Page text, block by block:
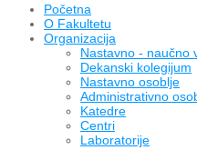
Početna
O Fakultetu
Organizacija
Nastavno - naučno
Dekanski kolegijum
Nastavno osoblje
Administrativno
Katedre
Centri
Laboratorije